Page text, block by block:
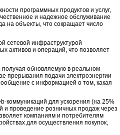
программных продуктов и услуг,
и надежное обслуживание
на объекты, что сокращает число
сетевой инфраструктурой
активов и операций, что позволяет
получая обновляемую в реальном
прерывания подачи электроэнергии
с информацией о том, какая
коммуникаций для ускорения (на 25%
и проведение розничных продаж через
компаниям и потребителям
для осуществления покупок,